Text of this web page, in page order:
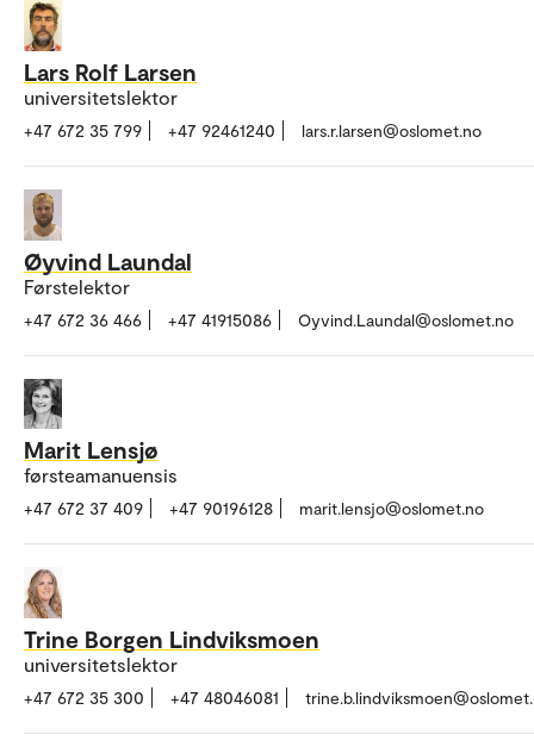
Lars Rolf Larsen
universitetslektor
+47 672 35 799 +47 92461240 lars.r.larsen@oslomet.no
Øyvind Laundal
Førstelektor
+47 672 36 466 +47 41915086 Oyvind.Laundal@oslomet.no
Marit Lensjø
førsteamanuensis
+47 672 37 409 +47 90196128 marit.lensjo@oslomet.no
Trine Borgen Lindviksmoen
universitetslektor
+47 672 35 300 +47 48046081